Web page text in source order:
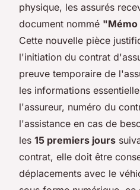
physique, les assurés
document nommé "Mémo
Cette nouvelle pièce
l'initiation du contrat
preuve temporaire de
les informations
l'assureur, numéro du
l'assistance en cas de
les 15 premiers jours
contrat, elle doit être
déplacements avec le